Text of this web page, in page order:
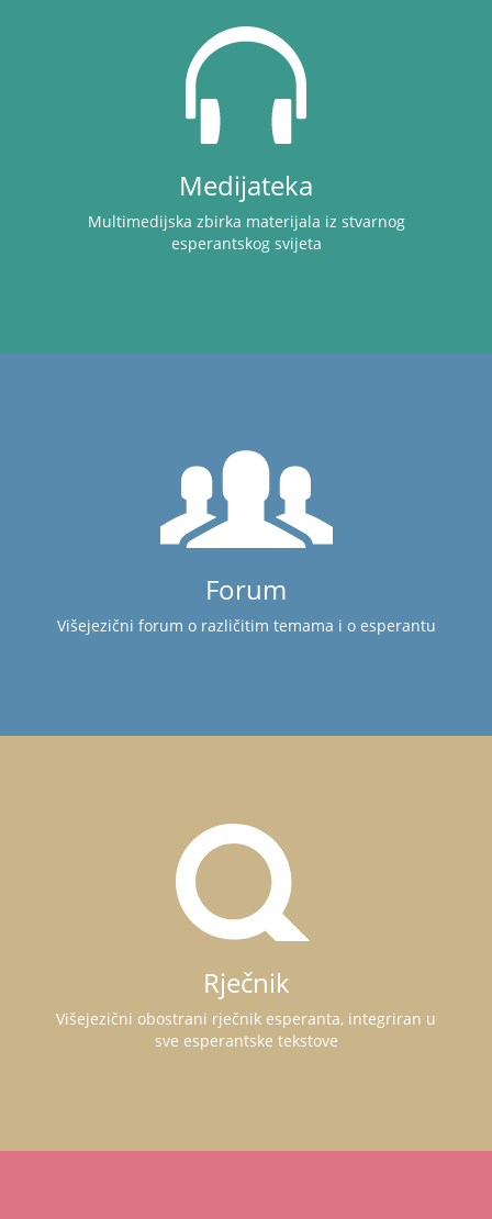
Medijateka
Multimedijska zbirka materijala iz stvarnog
esperantskog svijeta
Forum
Višejezični forum o različitim temama i o esperantu
Rječnik
Višejezični obostrani rječnik esperanta, integriran u
sve esperantske tekstove